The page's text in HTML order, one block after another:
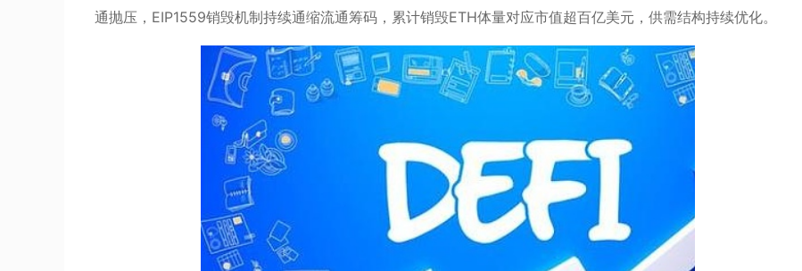
通抛压，EIP1559销毁机制持续通缩流通筹码，累计销毁ETH体量对应市值超百亿美元，供需结构持续优化。